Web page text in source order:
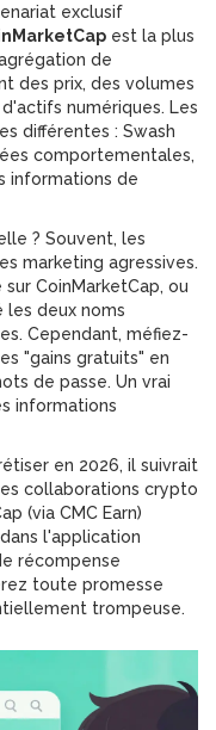
exclusif
est la plus
de
des prix, des volumes
numériques. Les
différentes : Swash
comportementales,
informations de
? Souvent, les
marketing agressives.
CoinMarketCap, ou
les deux noms
Cependant, méfiez-
"gains gratuits" en
de passe. Un vrai
informations
en 2026, il suivrait
collaborations crypto
(via CMC Earn)
l'application
récompense
toute promesse
trompeuse.